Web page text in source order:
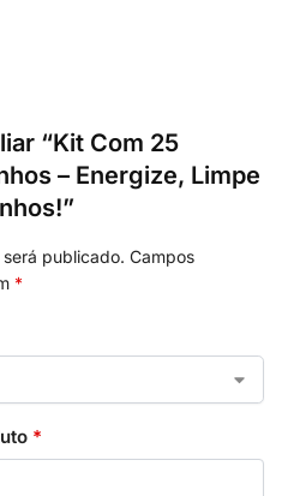
“Kit Com 25
– Energize, Limpe
publicado. Campos
*
*